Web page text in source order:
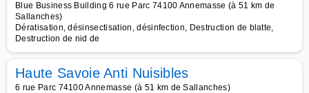
Blue Business Building 6 rue Parc 74100 Annemasse (à 51 km de
Sallanches)
Dératisation, désinsectisation, désinfection, Destruction de blatte,
Destruction de nid de
Haute Savoie Anti Nuisibles
6 rue Parc 74100 Annemasse (à 51 km de Sallanches)